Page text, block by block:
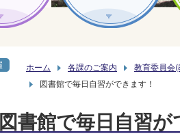
ホーム 各課のご案内 教育委員会(
図書館で毎日自習ができます！
図書館で毎日自習が